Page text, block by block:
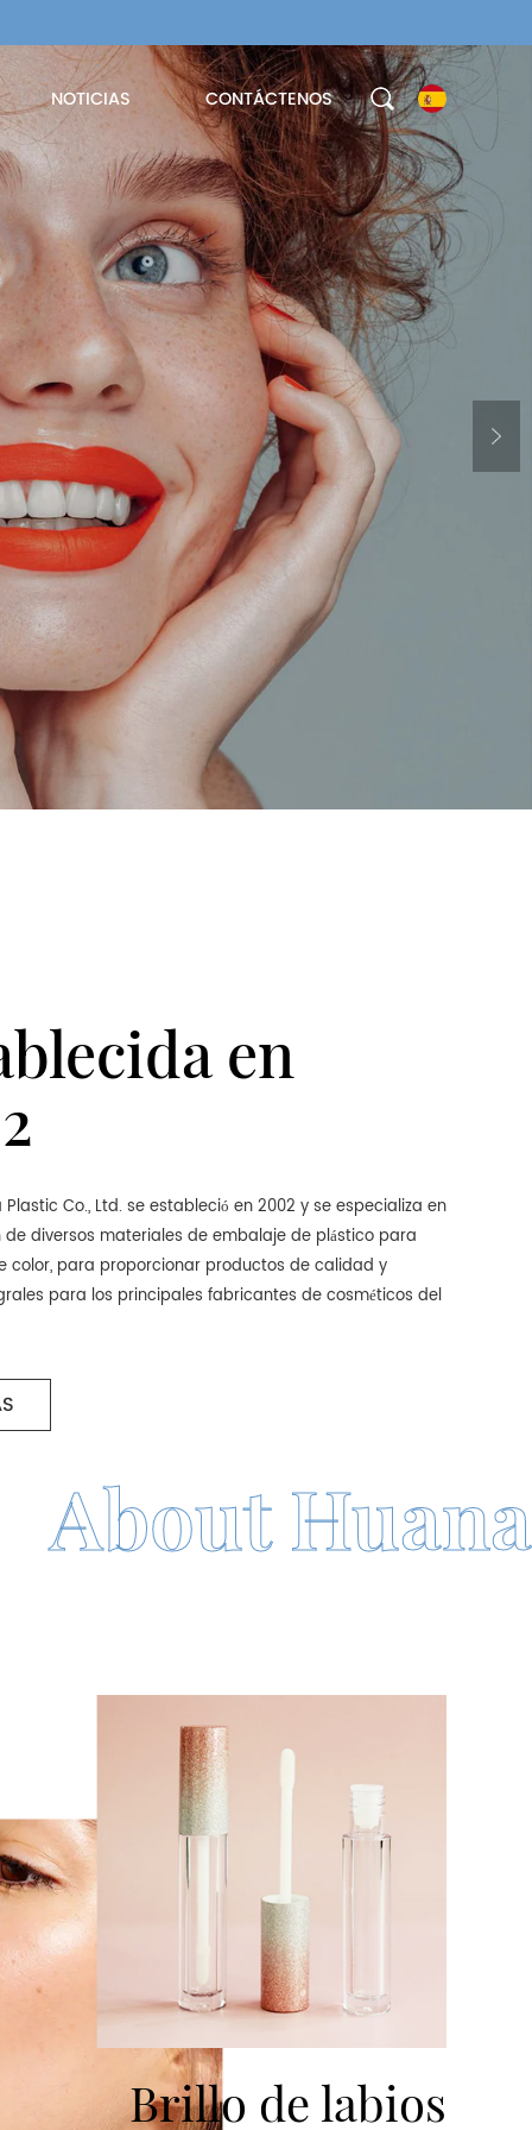
NOTICIAS CONTÁCTENOS
en
Co., Ltd. se estableció en 2002 y se especializa en
diversos materiales de embalaje de plástico para
color, para proporcionar productos de calidad y
para los principales fabricantes de cosméticos del
Brillo de labios